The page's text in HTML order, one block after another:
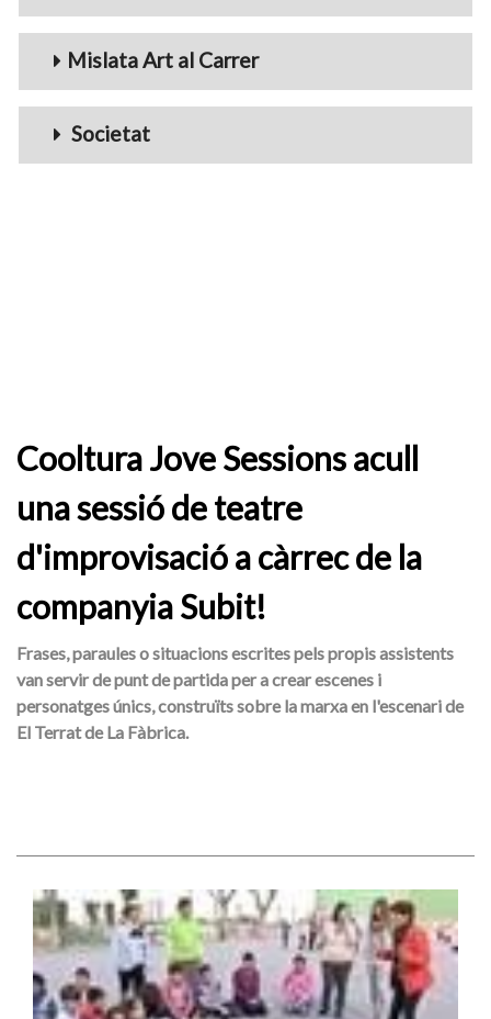
Mislata Art al Carrer
Societat
Cooltura Jove Sessions acull
una sessió de teatre
d'improvisació a càrrec de la
companyia Subit!
Frases, paraules o situacions escrites pels propis assistents
van servir de punt de partida per a crear escenes i
personatges únics, construïts sobre la marxa en l'escenari de
El Terrat de La Fàbrica.